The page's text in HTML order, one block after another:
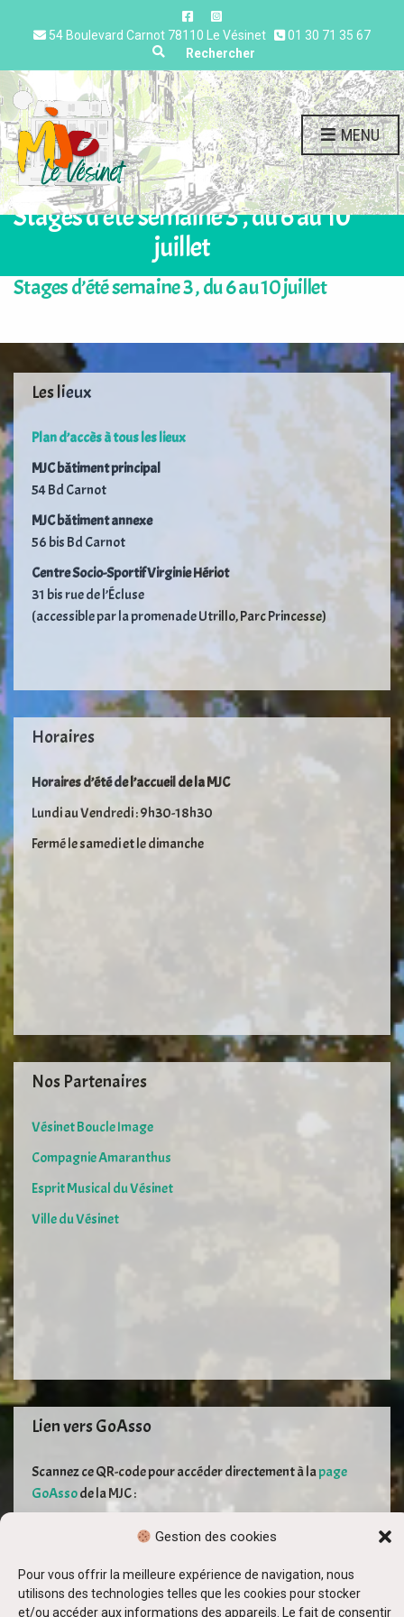
Gestion des cookies
Pour vous offrir la meilleure expérience de navigation, nous
utilisons des technologies telles que les cookies pour stocker
et/ou accéder aux informations des appareils. Le fait de consentir
54 Boulevard Carnot 78110 Le Vésinet
01 30 71 35 67
Expand search form
Rechercher
MENU
Stages d’été semaine 3 , du 6 au 10
juillet
Stages d’été semaine 3 , du 6 au 10 juillet
Les lieux
Plan d’accès à tous les lieux
MJC bâtiment principal
54 Bd Carnot
MJC bâtiment annexe
56 bis Bd Carnot
Centre Socio-Sportif Virginie Hériot
31 bis rue de l’Écluse
(accessible par la promenade Utrillo, Parc Princesse)
Horaires
Horaires d’été de l’accueil de la MJC
Lundi au Vendredi : 9h30-18h30
Fermé le samedi et le dimanche
Nos Partenaires
Vésinet Boucle Image
Compagnie Amaranthus
Esprit Musical du Vésinet
Ville du Vésinet
Lien vers GoAsso
Scannez ce QR-code pour accéder directement à lapage
GoAssode la MJC :